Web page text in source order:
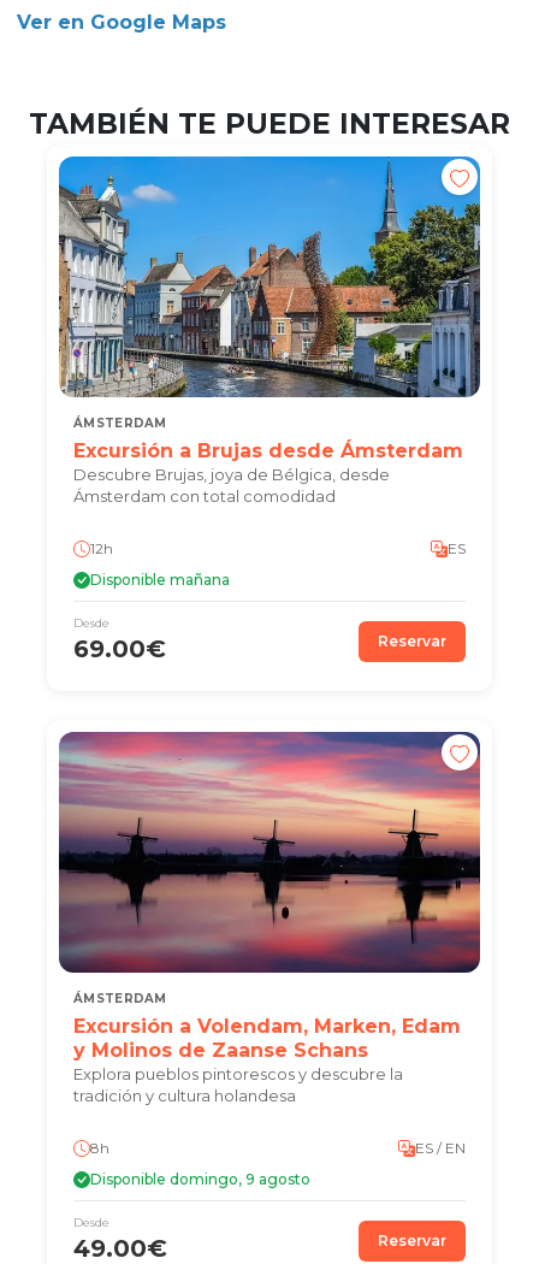
Ver en Google Maps
TAMBIÉN TE PUEDE INTERESAR
ÁMSTERDAM
Excursión a Brujas desde Ámsterdam
Descubre Brujas, joya de Bélgica, desde
Ámsterdam con total comodidad
12h
ES
Disponible mañana
Desde
69.00€ Reservar
ÁMSTERDAM
Excursión a Volendam, Marken, Edam
y Molinos de Zaanse Schans
Explora pueblos pintorescos y descubre la
tradición y cultura holandesa
8h
ES / EN
Disponible domingo, 9 agosto
Desde
49.00€ Reservar